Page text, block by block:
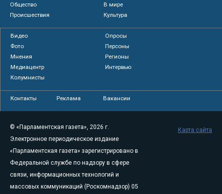
Общество
В мире
Происшествия
Культура
Видео
Опросы
Фото
Персоны
Мнения
Регионы
Медиацентр
Интервью
Колумнисты
Контакты Реклама Вакансии
© «Парламентская газета», 2026 г.
Электронное периодическое издание
«Парламентская газета» зарегистрировано в
Федеральной службе по надзору в сфере
связи, информационных технологий и
массовых коммуникаций (Роскомнадзор) 05
Карта сайта